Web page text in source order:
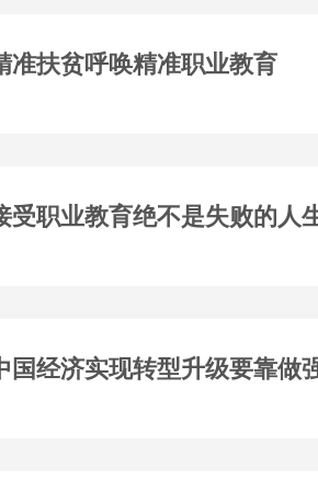
准扶贫呼唤精准职业教育
受职业教育绝不是失败的人
国经济实现转型升级要靠做